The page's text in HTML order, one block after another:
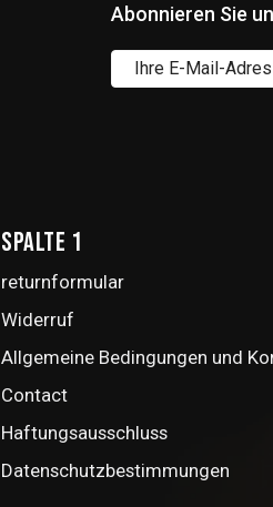
Abonnieren Sie
Spalte 1
returnformular
Widerruf
Allgemeine Bedingungen und
Contact
Haftungsausschluss
Datenschutzbestimmungen